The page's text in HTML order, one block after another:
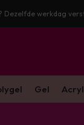
alle bekende merken
Gel Acryl